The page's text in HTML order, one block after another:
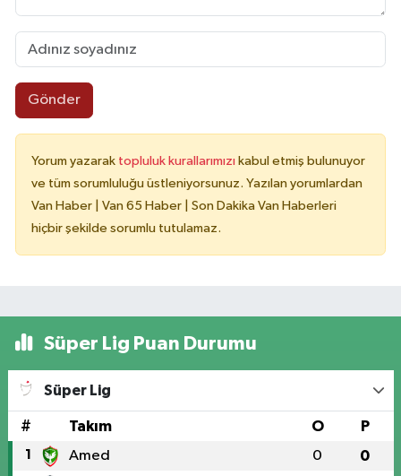
Gönder
Yorum yazarak topluluk kurallarımızı kabul etmiş bulunuyor
ve tüm sorumluluğu üstleniyorsunuz. Yazılan yorumlardan
Van Haber | Van 65 Haber | Son Dakika Van Haberleri
hiçbir şekilde sorumlu tutulamaz.
Süper Lig Puan Durumu
Süper Lig
# Takım O P
1 Amed 0 0